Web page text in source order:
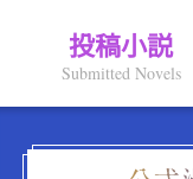
投稿小説
Submitted Novels